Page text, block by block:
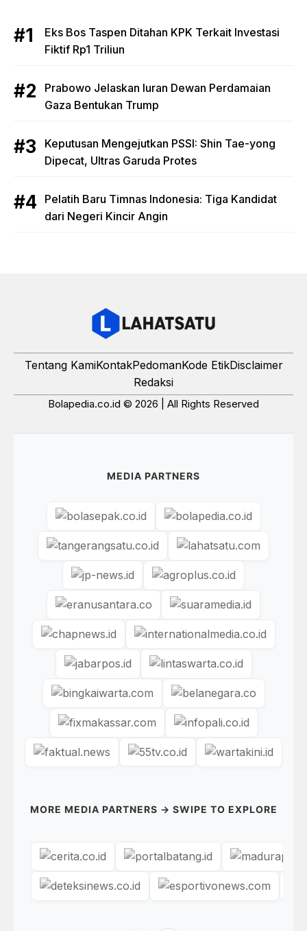
Eks Bos Taspen Ditahan KPK Terkait Investasi
Fiktif Rp1 Triliun
Prabowo Jelaskan Iuran Dewan Perdamaian
Gaza Bentukan Trump
Keputusan Mengejutkan PSSI: Shin Tae-yong
Dipecat, Ultras Garuda Protes
Pelatih Baru Timnas Indonesia: Tiga Kandidat
dari Negeri Kincir Angin
Tentang KamiKontakPedomanKode EtikDisclaimer
Redaksi
Bolapedia.co.id © 2026 | All Rights Reserved
MEDIA PARTNERS
MORE MEDIA PARTNERS → SWIPE TO EXPLORE